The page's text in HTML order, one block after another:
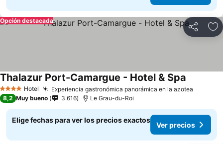
Compartir
Opción destacada
4 EstrellasHotel Experiencia gastronómica panorámica en la azotea
Thalazur Port-Camargue - Hotel & Spa
8,2 Muy bueno 3.616 Le Grau-du-Roi
Elige fechas para ver los precios exactos
Ver precios